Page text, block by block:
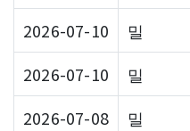
2026-07-10
밀
2026-07-10
밀
2026-07-08
밀